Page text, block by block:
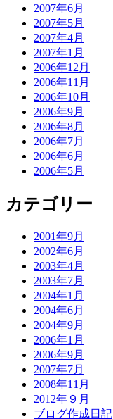
2007年6月
2007年5月
2007年4月
2007年1月
2006年12月
2006年11月
2006年10月
2006年9月
2006年8月
2006年7月
2006年6月
2006年5月
カテゴリー
2001年9月
2002年6月
2003年4月
2003年7月
2004年1月
2004年6月
2004年9月
2006年1月
2006年9月
2007年7月
2008年11月
2012年９月
ブログ作成日記